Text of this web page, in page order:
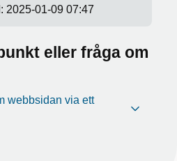
2025-01-09 07:47
eller fråga om
webbsidan via ett